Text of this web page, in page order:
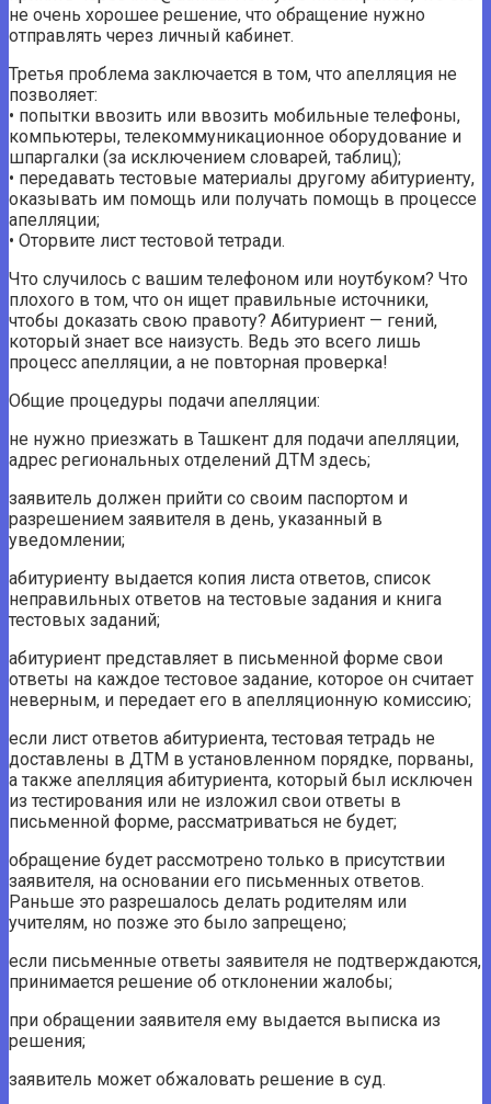
не очень хорошее решение, что обращение нужно
отправлять через личный кабинет.
Третья проблема заключается в том, что апелляция не
позволяет:
• попытки ввозить или ввозить мобильные телефоны,
компьютеры, телекоммуникационное оборудование и
шпаргалки (за исключением словарей, таблиц);
• передавать тестовые материалы другому абитуриенту,
оказывать им помощь или получать помощь в процессе
апелляции;
• Оторвите лист тестовой тетради.
Что случилось с вашим телефоном или ноутбуком? Что
плохого в том, что он ищет правильные источники,
чтобы доказать свою правоту? Абитуриент — гений,
который знает все наизусть. Ведь это всего лишь
процесс апелляции, а не повторная проверка!
Общие процедуры подачи апелляции:
не нужно приезжать в Ташкент для подачи апелляции,
адрес региональных отделений ДТМ здесь;
заявитель должен прийти со своим паспортом и
разрешением заявителя в день, указанный в
уведомлении;
абитуриенту выдается копия листа ответов, список
неправильных ответов на тестовые задания и книга
тестовых заданий;
абитуриент представляет в письменной форме свои
ответы на каждое тестовое задание, которое он считает
неверным, и передает его в апелляционную комиссию;
если лист ответов абитуриента, тестовая тетрадь не
доставлены в ДТМ в установленном порядке, порваны,
а также апелляция абитуриента, который был исключен
из тестирования или не изложил свои ответы в
письменной форме, рассматриваться не будет;
обращение будет рассмотрено только в присутствии
заявителя, на основании его письменных ответов.
Раньше это разрешалось делать родителям или
учителям, но позже это было запрещено;
если письменные ответы заявителя не подтверждаются,
принимается решение об отклонении жалобы;
при обращении заявителя ему выдается выписка из
решения;
заявитель может обжаловать решение в суд.